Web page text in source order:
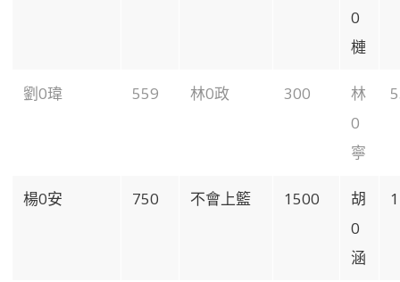
0
槤
劉0瑋 559 林0政 300
林
0
寧
楊0安 750 不會上籃 1500
胡
0
涵